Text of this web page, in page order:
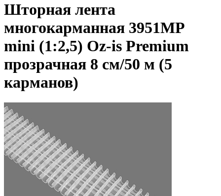
Шторная лента
многокарманная 3951MP
mini (1:2,5) Oz-is Premium
прозрачная 8 см/50 м (5
карманов)